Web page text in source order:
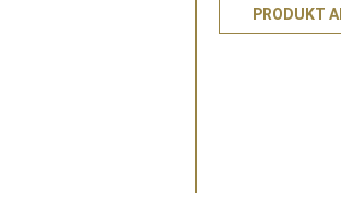
PRODUKT